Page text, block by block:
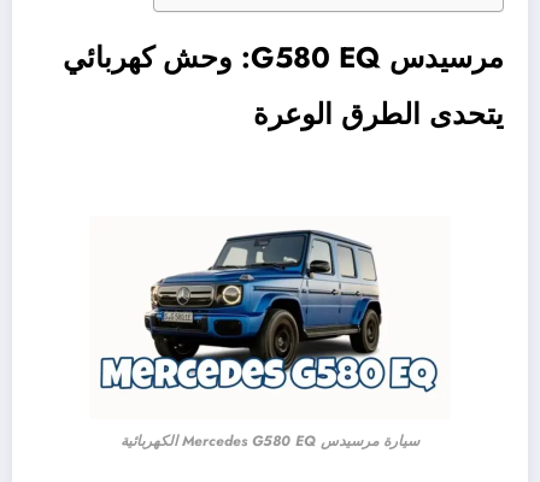
مرسيدس G580 EQ: وحش كهربائي
يتحدى الطرق الوعرة
سيارة مرسيدس Mercedes G580 EQ الكهربائية